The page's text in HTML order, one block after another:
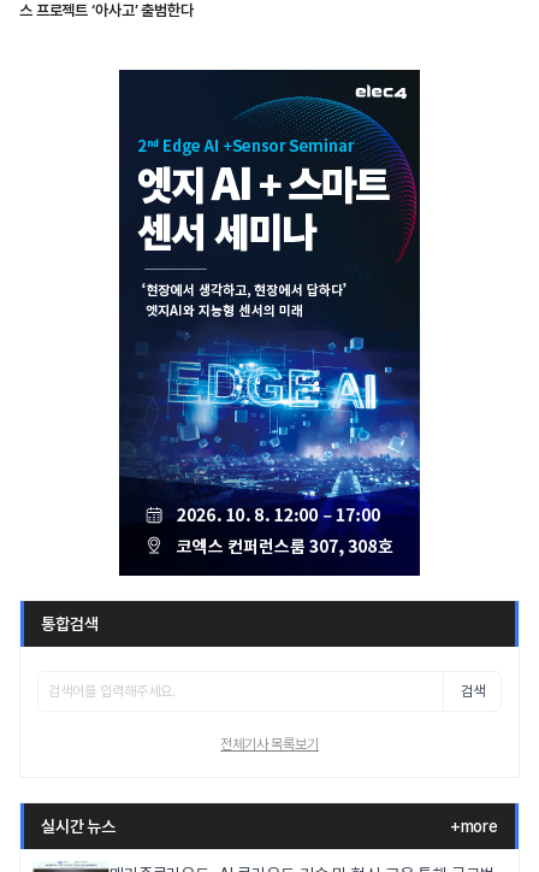
스 프로젝트 ‘아사고’ 출범한다
통합검색
검색
전체기사 목록보기
실시간 뉴스 +more